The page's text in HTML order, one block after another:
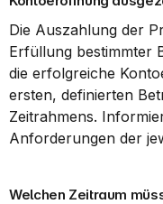
Die Auszahlung der
Erfüllung bestimmter
die erfolgreiche
ersten, definierten
Zeitrahmens.
Anforderungen der
Welchen Zeitraum